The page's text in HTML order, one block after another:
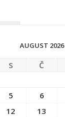
AUGUST 2026
S Č
5 6
12 13